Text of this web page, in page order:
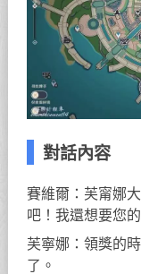
對話內容
賽維爾：芙甯娜
吧！我還想要您
芙寧娜：領獎的
了。